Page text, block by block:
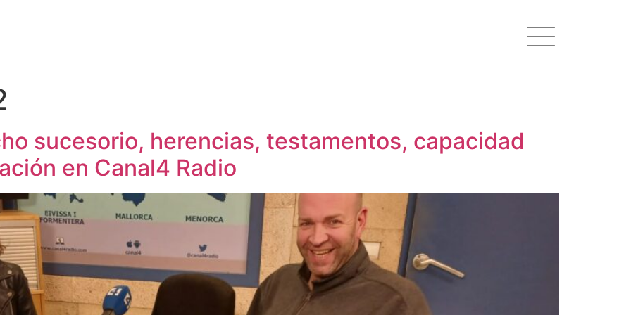
sucesorio, herencias, testamentos, capacidad
en Canal4 Radio